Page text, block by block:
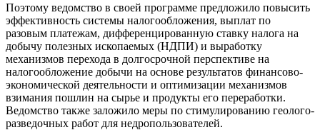
Поэтому ведомство в своей программе предложило повысить
эффективность системы налогообложения, выплат по
разовым платежам, дифференцированную ставку налога на
добычу полезных ископаемых (НДПИ) и выработку
механизмов перехода в долгосрочной перспективе на
налогообложение добычи на основе результатов финансово-
экономической деятельности и оптимизации механизмов
взимания пошлин на сырье и продукты его переработки.
Ведомство также заложило меры по стимулированию геолого-
разведочных работ для недропользователей.